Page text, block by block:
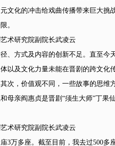
化的冲击给戏曲传播带来巨大挑
。
研究院副院长武凌云
方式及内容的创新不足。直至今
以及文化力量未能在晋剧的跨文
次，价值观不同，一些故事的思维
亲阎惠贞是晋剧“须生大师”丁果
研究院副院长武凌云
多座。截至目前，我去过500多